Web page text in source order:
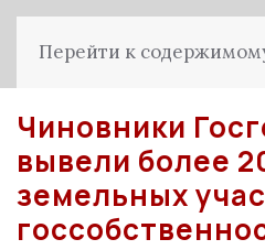
Перейти к
Чиновники
вывели более
земельных